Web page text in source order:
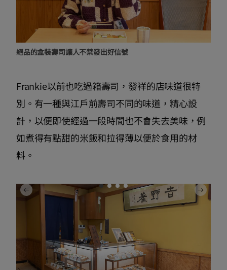
絕品的盒裝壽司讓人不禁發出好信號
Frankie以前也吃過箱壽司，發祥的店味道很特
別。有一種與江戶前壽司不同的味道，精心設
計，以便即使經過一段時間也不會失去美味，例
如煮得有點甜的米飯和拉得薄以便於食用的材
料。